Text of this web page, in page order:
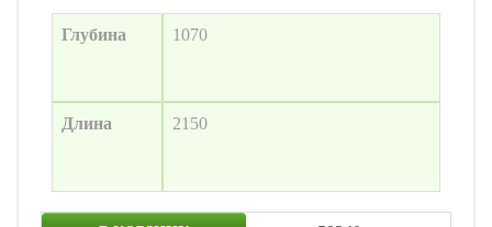
Глубина 1070
Длина 2150